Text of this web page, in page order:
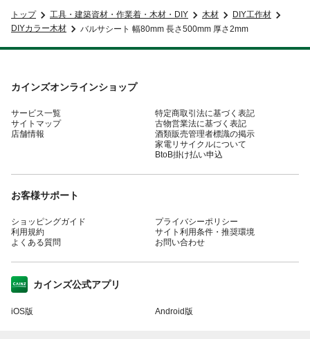
トップ 工具・建築資材・作業着・木材・DIY 木材
DIY工作材
DIYカラー木材
バルサシート 幅80mm 長さ500mm 厚さ2mm
カインズオンラインショップ
サービス一覧
サイトマップ
店舗情報
特定商取引法に基づく表記
古物営業法に基づく表記
酒類販売管理者標識の掲示
家電リサイクルについて
BtoB掛け払い申込
お客様サポート
ショッピングガイド
利用規約
よくある質問
プライバシーポリシー
サイト利用条件・推奨環境
お問い合わせ
カインズ公式アプリ
iOS版 Android版